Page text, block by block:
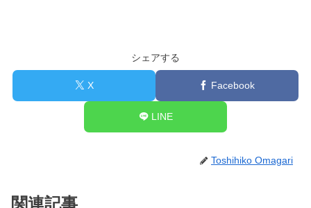
シェアする
X Facebook
LINE
Toshihiko Omagari
関連記事